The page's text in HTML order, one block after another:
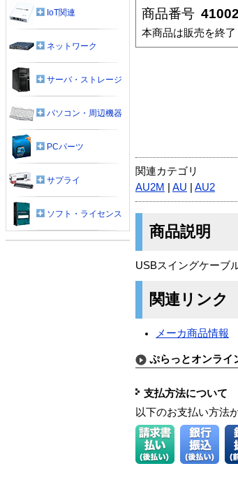
商品番号
本商品は販売を終了
関連カテゴリ
AU2M
AU AU2
商品説明
USBスイングケーブ
関連リンク
メーカ商品情報
ぷらっとオンライ
支払方法について
以下のお支払い方法
IoT関連
ネットワーク
サーバ・ストレージ
パソコン・周辺機器
PCパーツ
サプライ
ソフト・ライセンス